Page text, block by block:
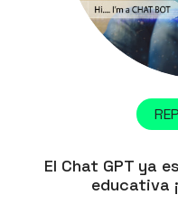
El Chat GPT ya
educativa